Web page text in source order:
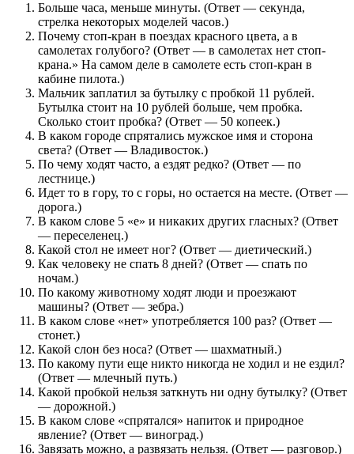
Больше часа, меньше минуты. (Ответ — секунда,
стрелка некоторых моделей часов.)
Почему стоп-кран в поездах красного цвета, а в
самолетах голубого? (Ответ — в самолетах нет стоп-
крана.» На самом деле в самолете есть стоп-кран в
кабине пилота.)
Мальчик заплатил за бутылку с пробкой 11 рублей.
Бутылка стоит на 10 рублей больше, чем пробка.
Сколько стоит пробка? (Ответ — 50 копеек.)
В каком городе спрятались мужское имя и сторона
света? (Ответ — Владивосток.)
По чему ходят часто, а ездят редко? (Ответ — по
лестнице.)
Идет то в гору, то с горы, но остается на месте. (Ответ —
дорога.)
В каком слове 5 «е» и никаких других гласных? (Ответ
— переселенец.)
Какой стол не имеет ног? (Ответ — диетический.)
Как человеку не спать 8 дней? (Ответ — спать по
ночам.)
По какому животному ходят люди и проезжают
машины? (Ответ — зебра.)
В каком слове «нет» употребляется 100 раз? (Ответ —
стонет.)
Какой слон без носа? (Ответ — шахматный.)
По какому пути еще никто никогда не ходил и не ездил?
(Ответ — млечный путь.)
Какой пробкой нельзя заткнуть ни одну бутылку? (Ответ
— дорожной.)
В каком слове «спрятался» напиток и природное
явление? (Ответ — виноград.)
Завязать можно, а развязать нельзя. (Ответ — разговор.)